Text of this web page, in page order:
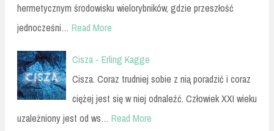
hermetycznym środowisku wielorybników, gdzie przeszłość
jednocześni… Read More
Cisza - Erling Kagge
Cisza. Coraz trudniej sobie z nią poradzić i coraz
ciężej jest się w niej odnaleźć. Człowiek XXI wieku
uzależniony jest od ws… Read More